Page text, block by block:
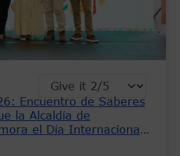
Encuentro de Saberes
la Alcaldía de
el Día Internacional